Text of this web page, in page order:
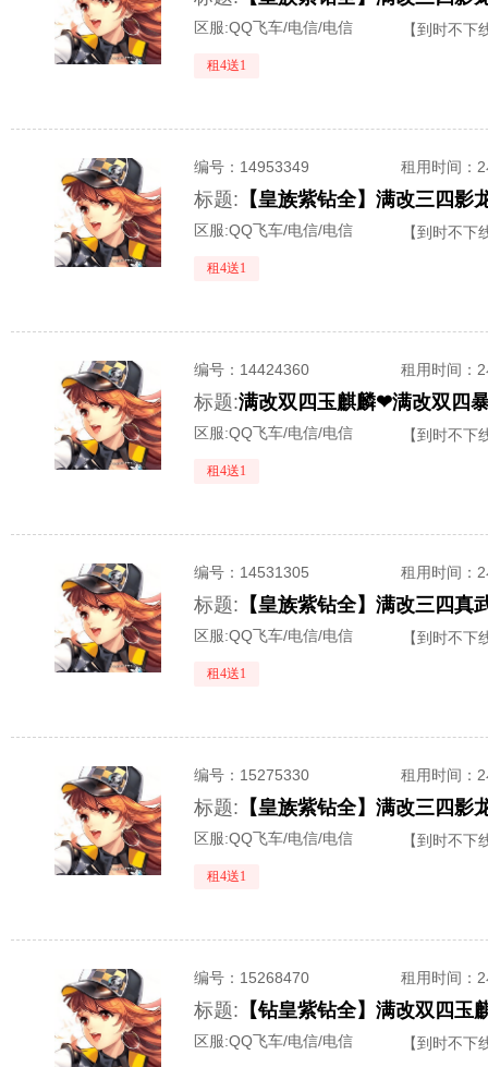
区服:QQ飞车/电信/电信 【到时不下
租4送1
编号： 14953349 租用时间 ：
标题: 【皇族紫钻全】满改三四
区服:QQ飞车/电信/电信 【到时不下
租4送1
编号： 14424360 租用时间 ：
标题:满改双四玉麒麟❤满改双四
区服:QQ飞车/电信/电信 【到时不下
租4送1
编号： 14531305 租用时间 ：
标题: 【皇族紫钻全】满改三四
区服:QQ飞车/电信/电信 【到时不下
租4送1
编号： 15275330 租用时间 ：
标题: 【皇族紫钻全】满改三四
区服:QQ飞车/电信/电信 【到时不下
租4送1
编号： 15268470 租用时间 ：
标题:
区服:QQ飞车/电信/电信 【到时不下